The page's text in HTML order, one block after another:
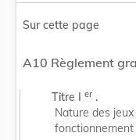
Sur cette page
Titre I er .
Nature des
fonctionnement